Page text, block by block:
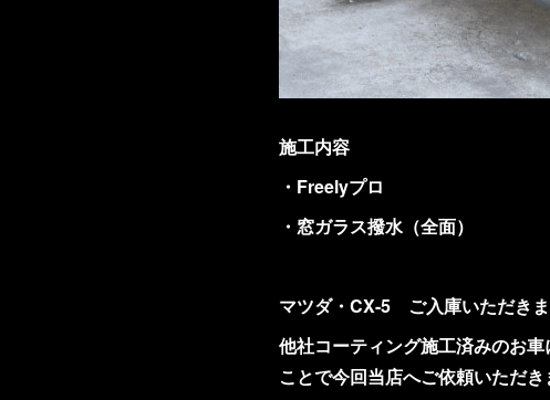
施工内容
・Freelyプロ
・窓ガラス撥水（全面）
マツダ・CX-5 ご入庫いただきま
他社コーティング施工済みのお
ことで今回当店へご依頼いただき